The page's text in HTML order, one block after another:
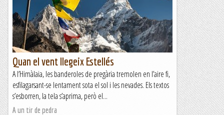
Quan el vent llegeix Estellés
A l’Himàlaia, les banderoles de pregària tremolen en l’aire fi,
esfilagarsant-se lentament sota el sol i les nevades. Els textos
s’esborren, la tela s’aprima, però el...
A un tir de pedra